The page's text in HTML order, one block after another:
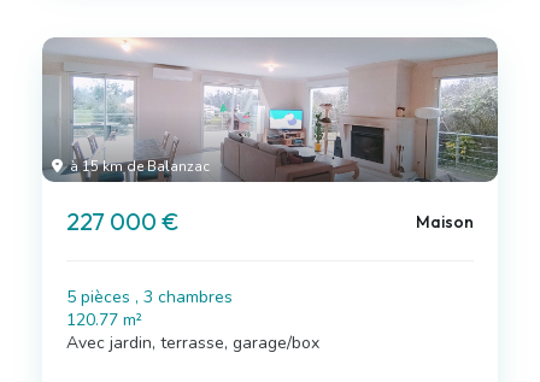
à 15 km de Balanzac
227 000 € Maison
5 pièces , 3 chambres
120.77 m²
Avec jardin, terrasse, garage/box